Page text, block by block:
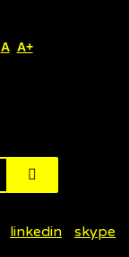
A A+
linkedin skype